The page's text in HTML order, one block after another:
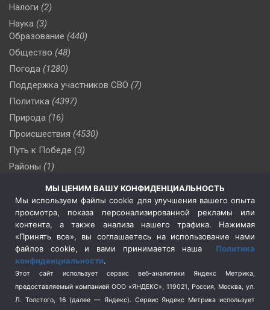
Налоги (2)
Наука (3)
Образование (440)
Общество (48)
Погода (1280)
Поддержка участников СВО (7)
Политика (4397)
Природа (16)
Происшествия (4530)
Путь к Победе (3)
Районы (1)
(510)
Сельское хозяйство (3)
Социальная политика
(3)
Спецоперация в Украине
Спецоперация на Украине
(404)
Спорт (740)
Терроризм (1)
МЫ ЦЕНИМ ВАШУ КОНФИДЕНЦИАЛЬНОСТЬ
Мы используем файлы cookie для улучшения вашего опыта
просмотра, показа персонализированной рекламы или
контента, а также анализа нашего трафика. Нажимая
«Принять все», вы соглашаетесь на использование нами
файлов cookie, и вами принимается наша Политика
конфиденциальности.
Этот сайт использует сервис веб-аналитики Яндекс Метрика,
предоставляемый компанией ООО «ЯНДЕКС», 119021, Россия, Москва, ул.
Л. Толстого, 16 (далее — Яндекс). Сервис Яндекс Метрика использует